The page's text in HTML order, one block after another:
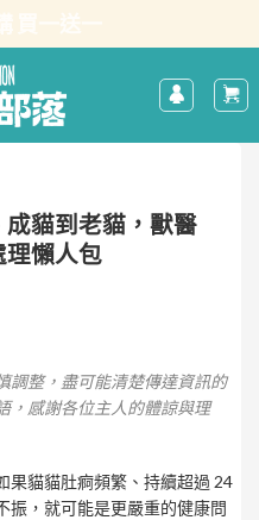
貓到老貓，獸醫
理懶人包
調整，盡可能清楚傳達資訊的
，感謝各位主人的體諒與理
果貓貓肚痾頻繁、持續超過 24
振，就可能是更嚴重的健康問